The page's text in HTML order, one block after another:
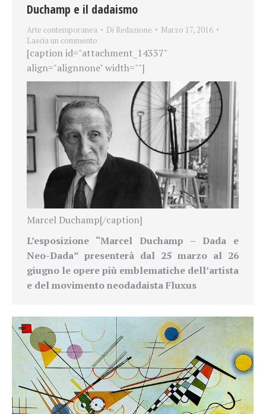
Duchamp e il dadaismo
Arte contemporanea Di Redazione
Marzo 17, 2016
Lascia un commento
[caption id="attachment_14337"
align="alignnone" width=""]
Marcel Duchamp[/caption]
L’esposizione “Marcel Duchamp – Dada e
Neo-Dada” presenterà dal 25 marzo al 26
giugno le opere più emblematiche dell’artista
e del movimento neodadaista Fluxus